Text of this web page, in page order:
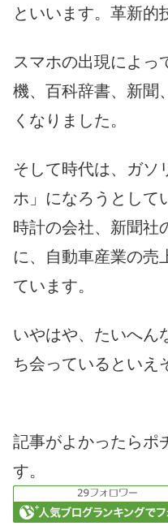
といいます。革新的
スマホの出現によっ
機、百科辞書、新聞
くなりました。
そして時代は、ガソ
ホ」になろうとして
時計の会社、新聞社
に、自動車産業の売
ています。
いやはや、たいへん
ち会っているといえ
記事がよかったらポ
す。